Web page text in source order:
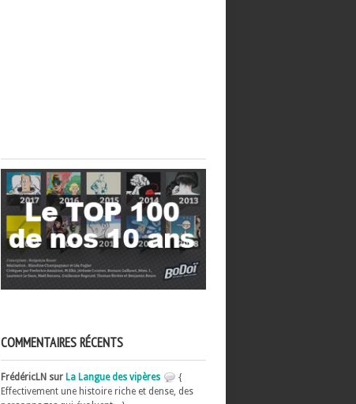
COMMENTAIRES RÉCENTS
FrédéricLN sur La Langue des vipères
{
Effectivement une histoire riche et dense, des